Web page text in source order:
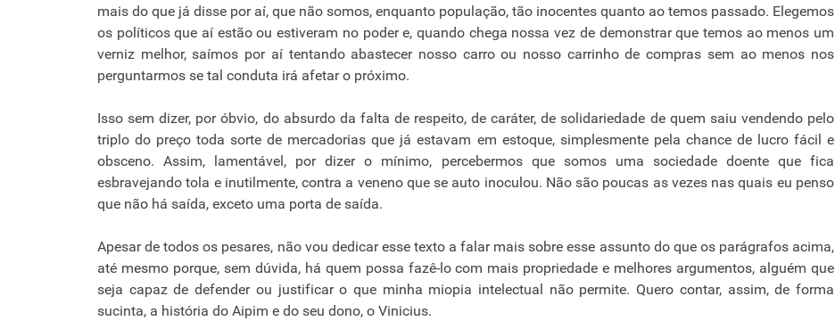
mais do que já disse por aí, que não somos, enquanto população, tão inocentes quanto ao temos passado. Elegemos
os políticos que aí estão ou estiveram no poder e, quando chega nossa vez de demonstrar que temos ao menos um
verniz melhor, saímos por aí tentando abastecer nosso carro ou nosso carrinho de compras sem ao menos nos
perguntarmos se tal conduta irá afetar o próximo.
Isso sem dizer, por óbvio, do absurdo da falta de respeito, de caráter, de solidariedade de quem saiu vendendo pelo
triplo do preço toda sorte de mercadorias que já estavam em estoque, simplesmente pela chance de lucro fácil e
obsceno. Assim, lamentável, por dizer o mínimo, percebermos que somos uma sociedade doente que fica
esbravejando tola e inutilmente, contra a veneno que se auto inoculou. Não são poucas as vezes nas quais eu penso
que não há saída, exceto uma porta de saída.
Apesar de todos os pesares, não vou dedicar esse texto a falar mais sobre esse assunto do que os parágrafos acima,
até mesmo porque, sem dúvida, há quem possa fazê-lo com mais propriedade e melhores argumentos, alguém que
seja capaz de defender ou justificar o que minha miopia intelectual não permite. Quero contar, assim, de forma
sucinta, a história do Aipim e do seu dono, o Vinicius.